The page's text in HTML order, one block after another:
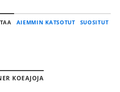
AIEMMIN KATSOTUT SUOSITUT
KOEAJOJA